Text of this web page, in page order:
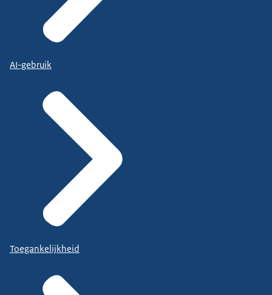
AI-gebruik
Toegankelijkheid